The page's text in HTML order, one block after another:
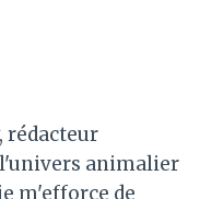
rédacteur
animalier
m'efforce de